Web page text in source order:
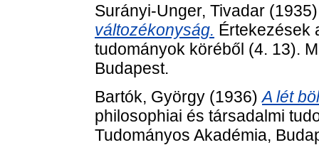
Surányi-Unger, Tivadar
változékonyság. Értekezések
tudományok köréből (4. 13).
Budapest.
Bartók, György (1936)A lét
philosophiai és társadalmi
Tudományos Akadémia,